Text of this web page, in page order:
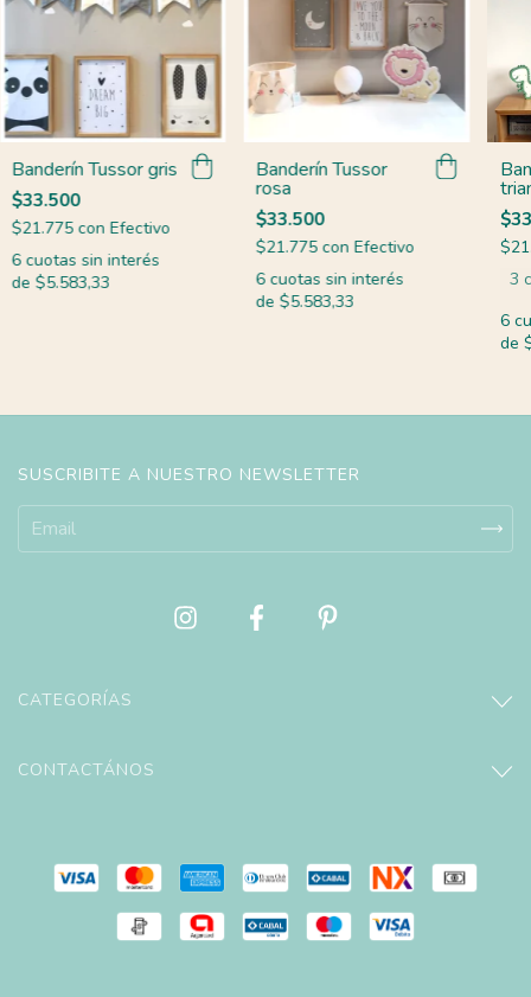
Banderín Tussor gris
$33.500
$21.775 con Efectivo
6 cuotas sin interés
de $5.583,33
Banderín Tussor
rosa
$33.500
$21.775 con Efectivo
6 cuotas sin interés
de $5.583,33
3
6
de
SUSCRIBITE A NUESTRO NEWSLETTER
CATEGORÍAS
CONTACTÁNOS